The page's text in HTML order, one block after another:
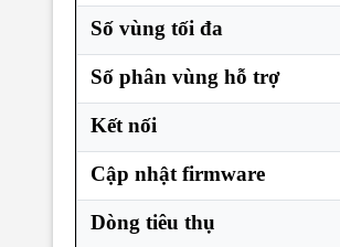
Số vùng tối đa
Số phân vùng hỗ trợ
Kết nối
Cập nhật firmware
Dòng tiêu thụ